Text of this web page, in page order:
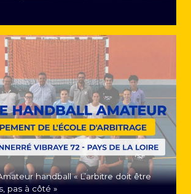
handball « L’arbitre doit être
pas à côté »